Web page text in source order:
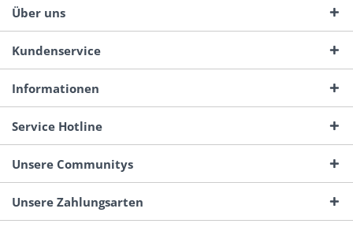
Über uns
Kundenservice
Informationen
Service Hotline
Unsere Communitys
Unsere Zahlungsarten